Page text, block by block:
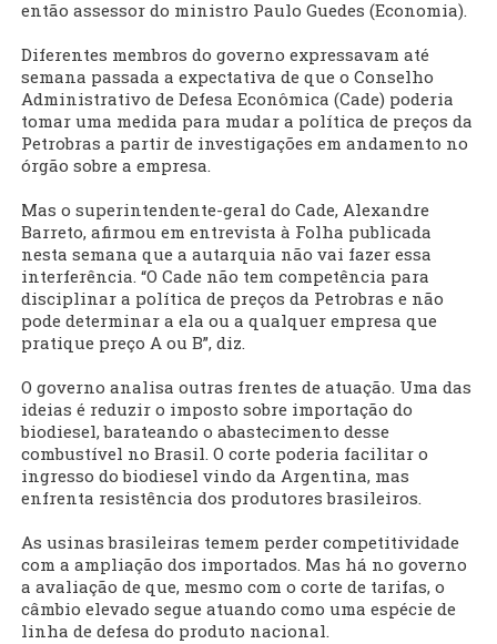
então assessor do ministro Paulo Guedes (Economia).
Diferentes membros do governo expressavam até
semana passada a expectativa de que o Conselho
Administrativo de Defesa Econômica (Cade) poderia
tomar uma medida para mudar a política de preços da
Petrobras a partir de investigações em andamento no
órgão sobre a empresa.
Mas o superintendente-geral do Cade, Alexandre
Barreto, afirmou em entrevista à Folha publicada
nesta semana que a autarquia não vai fazer essa
interferência. “O Cade não tem competência para
disciplinar a política de preços da Petrobras e não
pode determinar a ela ou a qualquer empresa que
pratique preço A ou B”, diz.
O governo analisa outras frentes de atuação. Uma das
ideias é reduzir o imposto sobre importação do
biodiesel, barateando o abastecimento desse
combustível no Brasil. O corte poderia facilitar o
ingresso do biodiesel vindo da Argentina, mas
enfrenta resistência dos produtores brasileiros.
As usinas brasileiras temem perder competitividade
com a ampliação dos importados. Mas há no governo
a avaliação de que, mesmo com o corte de tarifas, o
câmbio elevado segue atuando como uma espécie de
linha de defesa do produto nacional.